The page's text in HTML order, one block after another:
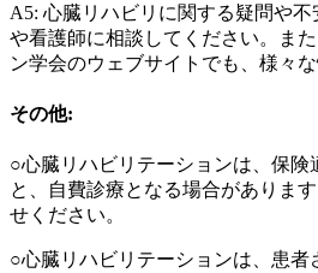
A5: 心臓リハビリに関する疑問や
や看護師に相談してください。ま
ン学会のウェブサイトでも、様々
その他:
○心臓リハビリテーションは、保険
と、自費診療となる場合がありま
せください。
○心臓リハビリテーションは、患者